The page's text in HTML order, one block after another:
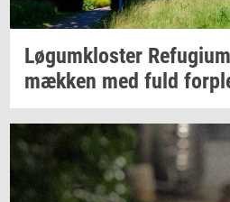
Løgum­klo­ster
mæk­ken med fuld